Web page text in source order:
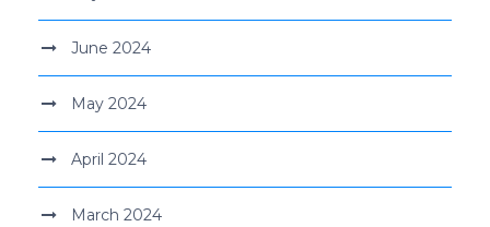
June 2024
May 2024
April 2024
March 2024